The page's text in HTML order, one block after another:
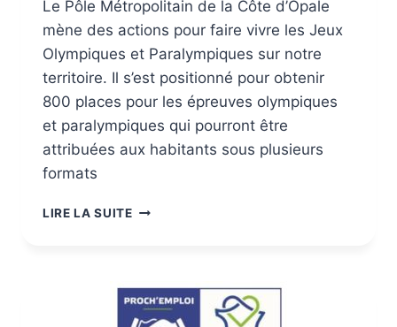
Le Pôle Métropolitain de la Côte d’Opale
mène des actions pour faire vivre les Jeux
Olympiques et Paralympiques sur notre
territoire. Il s’est positionné pour obtenir
800 places pour les épreuves olympiques
et paralympiques qui pourront être
attribuées aux habitants sous plusieurs
formats
LIRE LA SUITE